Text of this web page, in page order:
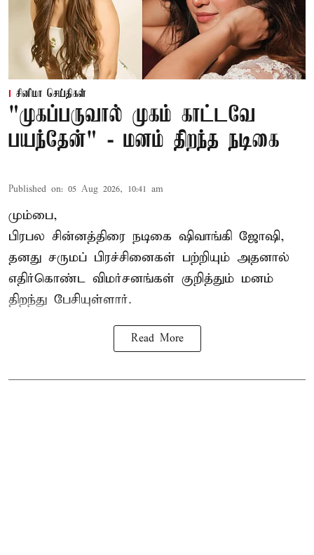
சினிமா செய்திகள்
"முகப்பருவால் முகம் காட்டவே
பயந்தேன்" - மனம் திறந்த நடிகை
Published on: 05 Aug 2026, 10:41 am
மும்பை,
பிரபல சின்னத்திரை நடிகை ஷிவாங்கி ஜோஷி,
தனது சருமப் பிரச்சினைகள் பற்றியும் அதனால்
எதிர்கொண்ட விமர்சனங்கள் குறித்தும் மனம்
திறந்து பேசியுள்ளார்.
Read More